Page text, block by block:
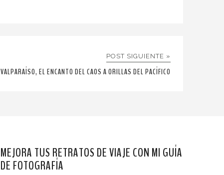
POST SIGUIENTE »
VALPARAÍSO, EL ENCANTO DEL CAOS A ORILLAS DEL PACÍFICO
MEJORA TUS RETRATOS DE VIAJE CON MI GUÍA
DE FOTOGRAFÍA